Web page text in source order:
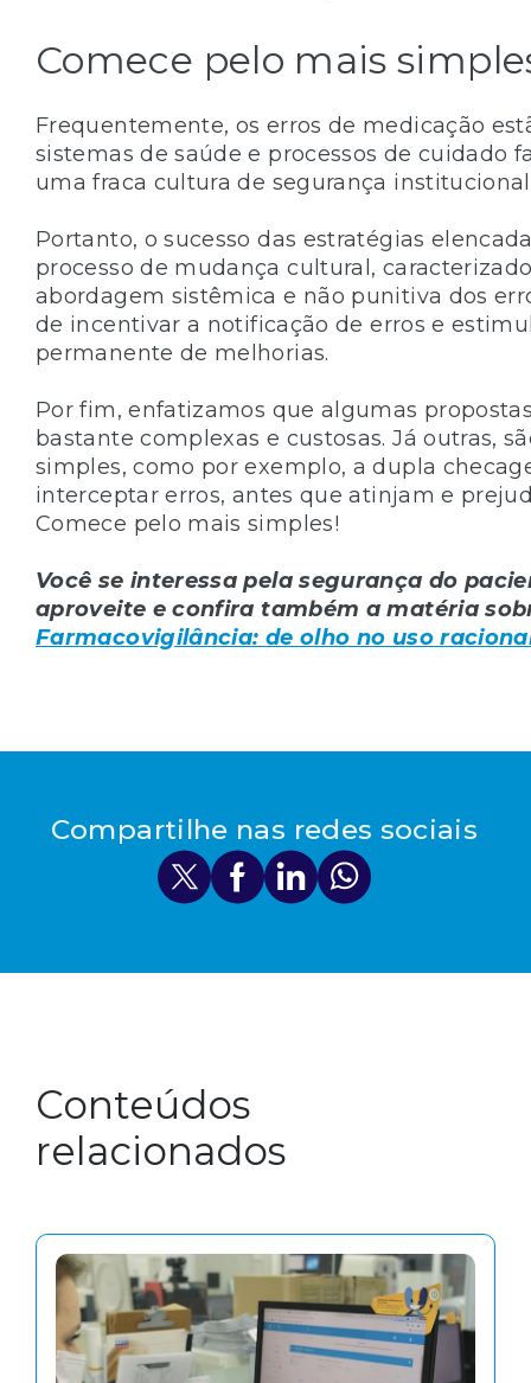
Comece pelo mais
Frequentemente, os erros de medicação
sistemas de saúde e processos de cuidado
uma fraca cultura de segurança
Portanto, o sucesso das estratégias
processo de mudança cultural,
abordagem sistêmica e não punitiva dos
de incentivar a notificação de erros e
permanente de melhorias.
Por fim, enfatizamos que algumas
bastante complexas e custosas. Já outras,
simples, como por exemplo, a dupla
interceptar erros, antes que atinjam e
Comece pelo mais simples!
Você se interessa pela segurança do
aproveite e confira também a matéria
Farmacovigilância: de olho no uso
Compartilhe nas redes sociais
Conteúdos
relacionados